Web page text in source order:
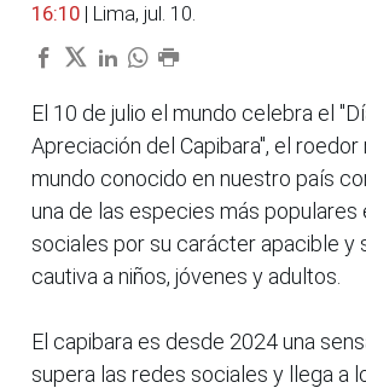
16:10 | Lima, jul. 10.
El 10 de julio el mundo celebra el
Apreciación del Capibara", el roedor
mundo conocido en nuestro país
una de las especies más populares
sociales por su carácter apacible y
cautiva a niños, jóvenes y adultos.
El capibara es desde 2024 una
supera las redes sociales y llega a